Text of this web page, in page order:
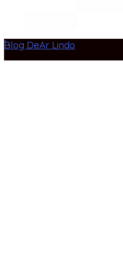
Blog DeAr Lindo